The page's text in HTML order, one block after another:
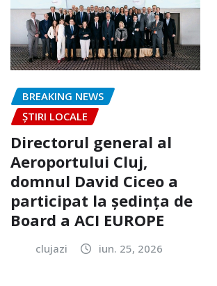
BREAKING NEWS
ȘTIRI LOCALE
Directorul general al
Aeroportului Cluj,
domnul David Ciceo a
participat la ședința de
Board a ACI EUROPE
clujazi iun. 25, 2026